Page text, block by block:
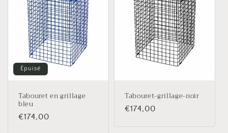
o Épuisé
Tabouret en grillage
bleu
Prix
€174,00
Tabouret-grillage-noir
Prix
€174,00